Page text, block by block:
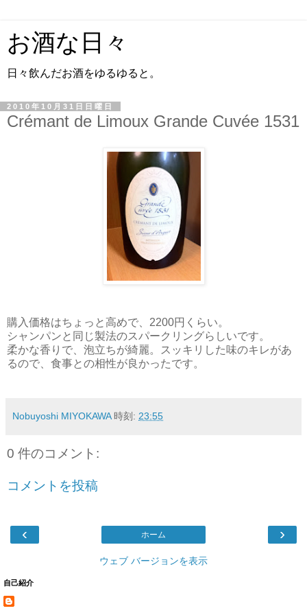
お酒な日々
日々飲んだお酒をゆるゆると。
2010年10月31日日曜日
Crémant de Limoux Grande Cuvée 1531
購入価格はちょっと高めで、2200円くらい。
シャンパンと同じ製法のスパークリングらしいです。
柔かな香りで、泡立ちが綺麗。スッキリした味のキレがあ
るので、食事との相性が良かったです。
Nobuyoshi MIYOKAWA 時刻: 23:55
0 件のコメント:
コメントを投稿
‹ ›
ホーム
ウェブ バージョンを表示
自己紹介